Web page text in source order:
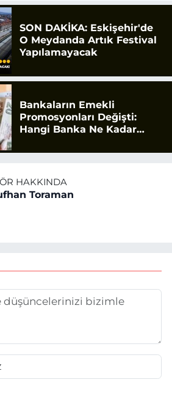
SON DAKİKA: Eskişehir'de
O Meydanda Artık Festival
Yapılamayacak
Bankaların Emekli
Promosyonları Değişti:
Hangi Banka Ne Kadar
HAKKINDA
Toraman